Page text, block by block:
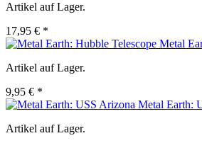
Artikel auf Lager.
17,95 € *
Metal
Artikel auf Lager.
9,95 € *
Metal Earth:
Artikel auf Lager.